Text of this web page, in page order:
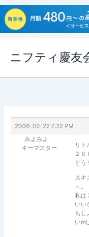
ス
ニフティ慶友
2006-02-22 7:22 PM
みよみよ
キーマスター
リト
２０
どう
スキ
～。
私は
いい
もし
い